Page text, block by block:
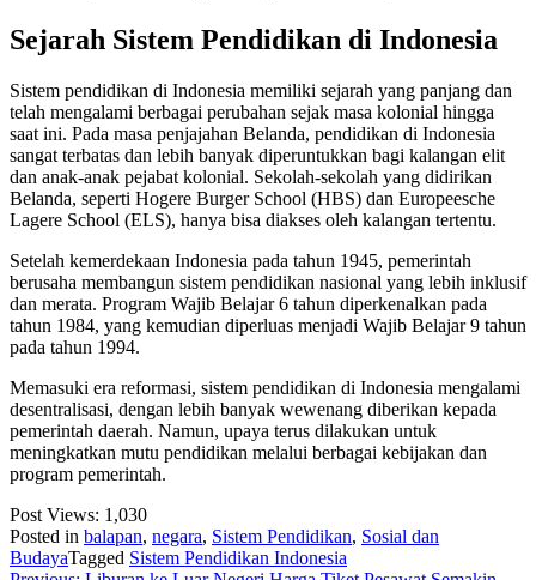
Sejarah Sistem Pendidikan di Indonesia
Sistem pendidikan di Indonesia memiliki sejarah yang panjang dan
telah mengalami berbagai perubahan sejak masa kolonial hingga
saat ini. Pada masa penjajahan Belanda, pendidikan di Indonesia
sangat terbatas dan lebih banyak diperuntukkan bagi kalangan elit
dan anak-anak pejabat kolonial. Sekolah-sekolah yang didirikan
Belanda, seperti Hogere Burger School (HBS) dan Europeesche
Lagere School (ELS), hanya bisa diakses oleh kalangan tertentu.
Setelah kemerdekaan Indonesia pada tahun 1945, pemerintah
berusaha membangun sistem pendidikan nasional yang lebih inklusif
dan merata. Program Wajib Belajar 6 tahun diperkenalkan pada
tahun 1984, yang kemudian diperluas menjadi Wajib Belajar 9 tahun
pada tahun 1994.
Memasuki era reformasi, sistem pendidikan di Indonesia mengalami
desentralisasi, dengan lebih banyak wewenang diberikan kepada
pemerintah daerah. Namun, upaya terus dilakukan untuk
meningkatkan mutu pendidikan melalui berbagai kebijakan dan
program pemerintah.
Post Views: 1,030
Posted in balapan, negara, Sistem Pendidikan, Sosial dan
BudayaTagged Sistem Pendidikan Indonesia